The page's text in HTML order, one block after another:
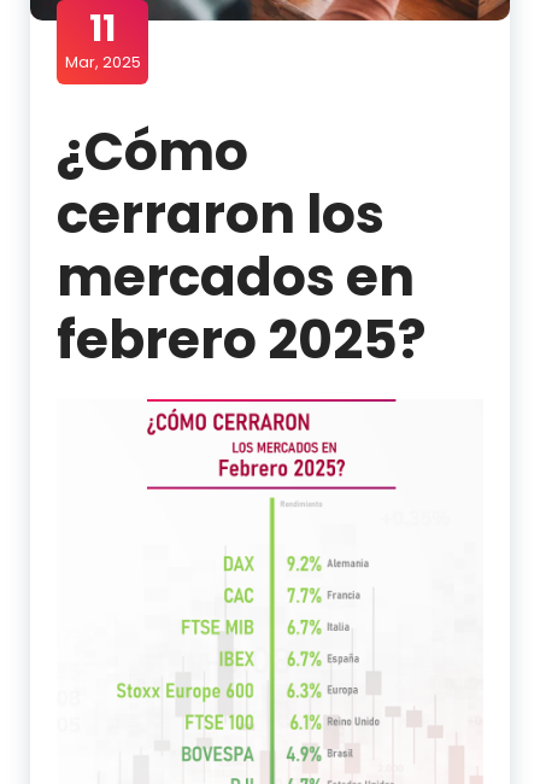
11
Mar, 2025
¿Cómo
cerraron los
mercados en
febrero 2025?